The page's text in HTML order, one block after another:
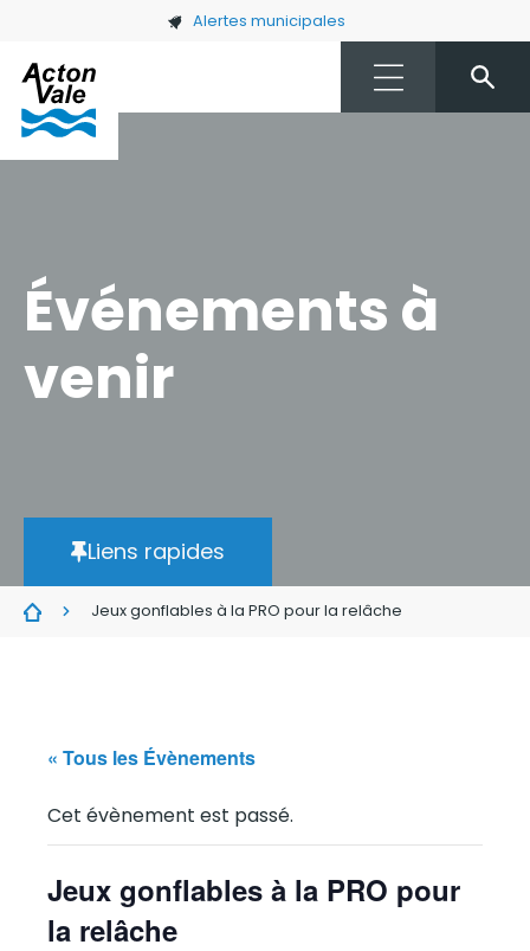
Skip to main content Alertes municipales
Événements à
venir
Liens rapides
Jeux gonflables à la PRO pour la relâche
« Tous les Évènements
Cet évènement est passé.
Jeux gonflables à la PRO pour
la relâche